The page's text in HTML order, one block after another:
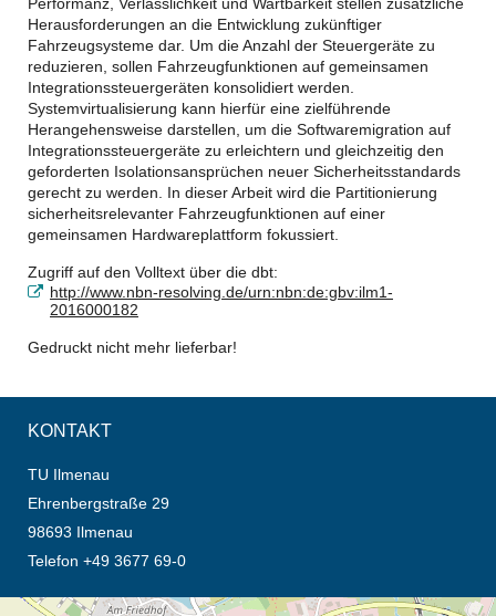
Herausforderungen an die Entwicklung zukünftiger
Fahrzeugsysteme dar. Um die Anzahl der Steuergeräte zu
reduzieren, sollen Fahrzeugfunktionen auf gemeinsamen
Integrationssteuergeräten konsolidiert werden.
Systemvirtualisierung kann hierfür eine zielführende
Herangehensweise darstellen, um die Softwaremigration auf
Integrationssteuergeräte zu erleichtern und gleichzeitig den
geforderten Isolationsansprüchen neuer Sicherheitsstandards
gerecht zu werden. In dieser Arbeit wird die Partitionierung
sicherheitsrelevanter Fahrzeugfunktionen auf einer
gemeinsamen Hardwareplattform fokussiert.
Zugriff auf den Volltext über die dbt:
http://www.nbn-resolving.de/urn:nbn:de:gbv:ilm1-
2016000182
Gedruckt nicht mehr lieferbar!
KONTAKT
TU Ilmenau
Ehrenbergstraße 29
98693 Ilmenau
Telefon +49 3677 69-0
Öffnet die Anfahrtsbeschreibung in neuem Tab (Karte)